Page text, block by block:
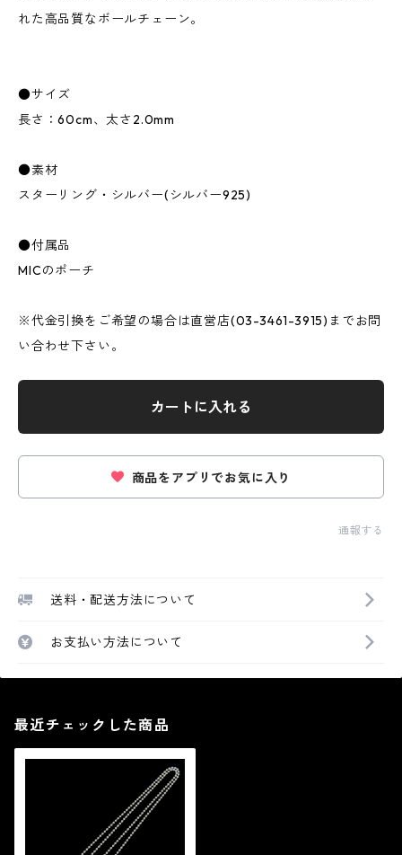
れた高品質なボールチェーン。
●サイズ
長さ：60cm、太さ2.0mm
●素材
スターリング・シルバー(シルバー925)
●付属品
MICのポーチ
※代金引換をご希望の場合は直営店(03-3461-3915)までお問
い合わせ下さい。
カートに入れる
商品をアプリでお気に入り
通報する
送料・配送方法について
お支払い方法について
最近チェックした商品